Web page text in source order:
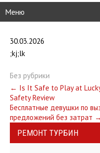
Меню
30.03.2026
;kj;lk
Без рубрики
Post
navigation
← Is It Safe to Play at
Safety Review
Бесплатные девушки по
предложений без затрат →
РЕМОНТ ТУРБИН